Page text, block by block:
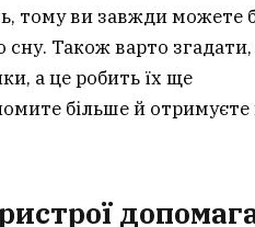
тому ви завжди можете
сну. Також варто
а це робить їх ще
більше й отримуєте